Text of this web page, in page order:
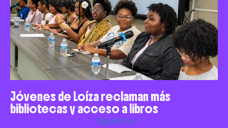
Jóvenes de Loíza reclaman más
bibliotecas y acceso a libros
Siguiente »